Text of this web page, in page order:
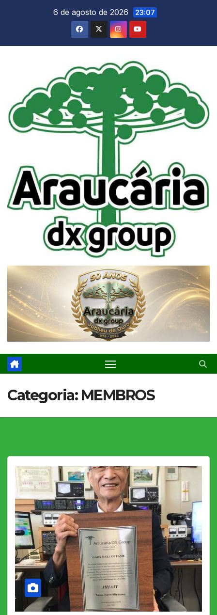
6 de agosto de 2026 23:07
Categoria: MEMBROS